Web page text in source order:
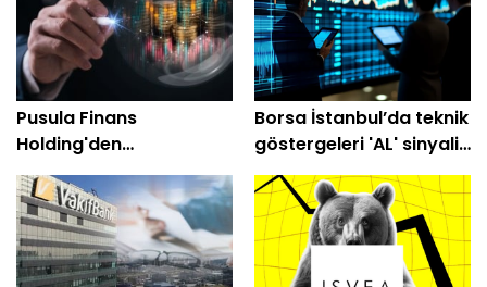
Pusula Finans
Holding'den
Katılımevim'de (KTLEV)
dev pay alımı
Borsa İstanbul’da teknik
göstergeleri 'AL' sinyali
veren 8 hisse